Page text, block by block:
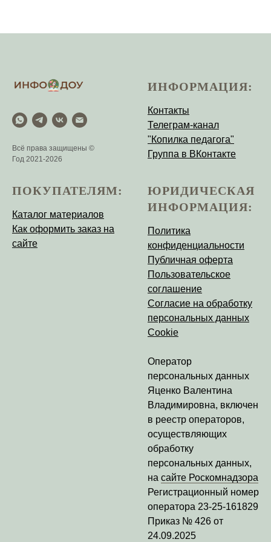
Всё права защищены ©
Год 2021-2026
ИНФОРМАЦИЯ:
Контакты
Телеграм-канал
"Копилка педагога"
Группа в ВКонтакте
ПОКУПАТЕЛЯМ:
Каталог материалов
Как оформить заказ на
сайте
ЮРИДИЧЕСКАЯ
ИНФОРМАЦИЯ:
Политика
конфиденциальности
Публичная оферта
Пользовательское
соглашение
Согласие на обработку
персональных данных
Cookie
Оператор
персональных данных
Яценко Валентина
Владимировна, включен
в реестр операторов,
осуществляющих
обработку
персональных данных,
на сайте Роскомнадзора
Регистрационный номер
оператора 23-25-161829
Приказ № 426 от
24.09.2025